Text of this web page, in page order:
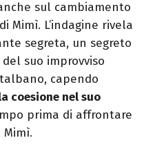
sul cambiamento
Mimì. L’indagine rivela
segreta, un segreto
suo improvviso
capendo
coesione nel suo
prima di affrontare